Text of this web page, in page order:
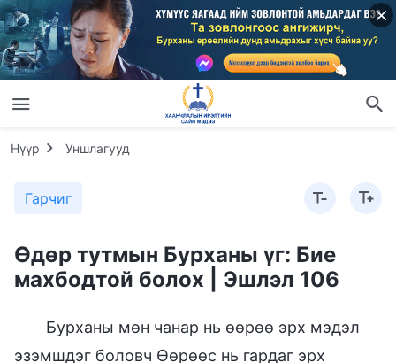
Нүүр Уншлагууд
Гарчиг
Өдөр тутмын Бурханы үг: Бие
махбодтой болох | Эшлэл 106
Бурханы мөн чанар нь өөрөө эрх мэдэл
эзэмшдэг боловч Өөрөөс нь гардаг эрх